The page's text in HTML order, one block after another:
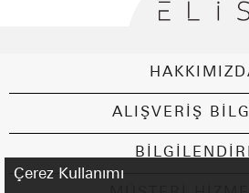
ALIŞVERİŞ
Çerez Kullanımı